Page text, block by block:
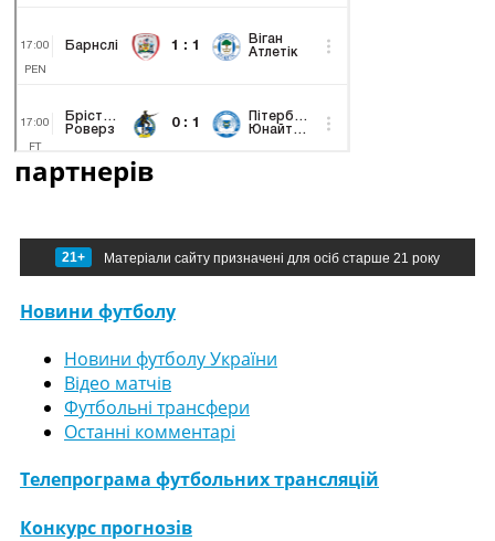
партнерів
21+ Матеріали сайту призначені для осіб старше 21 року
Новини футболу
Новини футболу України
Відео матчів
Футбольні трансфери
Останні комментарі
Телепрограма футбольних трансляцій
Конкурс прогнозів